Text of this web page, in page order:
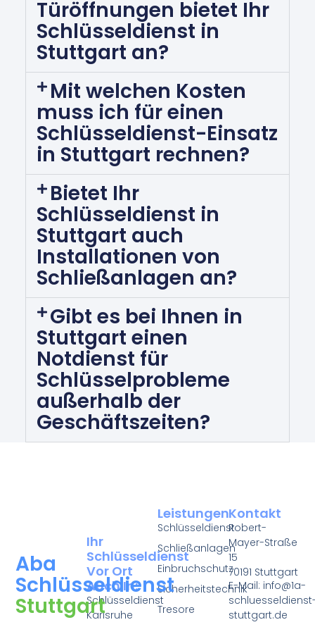
Türöffnungen bietet Ihr
Schlüsseldienst in
Stuttgart an?
Mit welchen Kosten
muss ich für einen
Schlüsseldienst-Einsatz
in Stuttgart rechnen?
Bietet Ihr
Schlüsseldienst in
Stuttgart auch
Installationen von
Schließanlagen an?
Gibt es bei Ihnen in
Stuttgart einen
Notdienst für
Schlüsselprobleme
außerhalb der
Geschäftszeiten?
Aba
Schlüsseldienst
Stuttgart
Leistungen
Schlüsseldienst
Schließanlagen
Einbruchschutz
Sicherheitstechnik
Tresore
Ihr
Schlüsseldienst
Vor Ort
Auch In:
Schlüsseldienst
Karlsruhe
Kontakt
Robert-
Mayer-Straße
15
70191 Stuttgart
E-Mail: info@1a-
stuttgart.de